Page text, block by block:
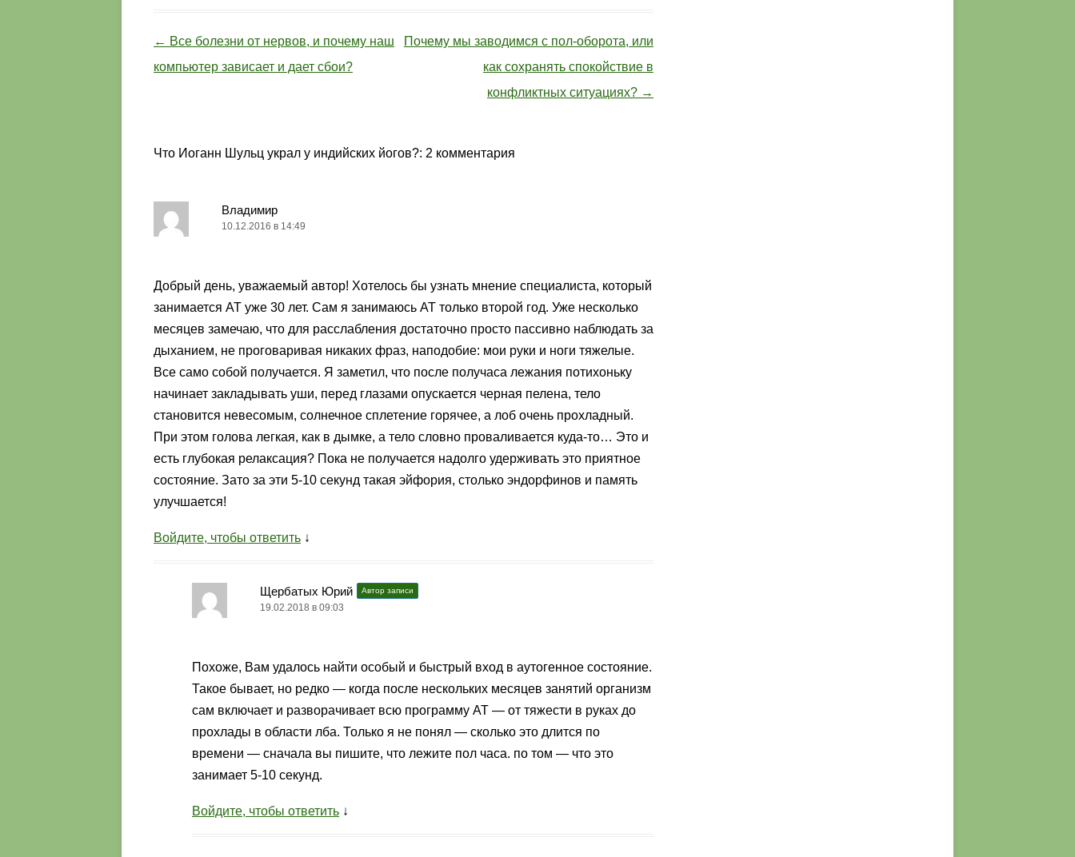
Навигация по записям
← Все болезни от нервов, и почему наш
компьютер зависает и дает сбои?
Почему мы заводимся с пол-оборота, или
как сохранять спокойствие в
конфликтных ситуациях? →
Что Иоганн Шульц украл у индийских йогов?: 2 комментария
Владимир
10.12.2016 в 14:49
Добрый день, уважаемый автор! Хотелось бы узнать мнение специалиста, который
занимается АТ уже 30 лет. Сам я занимаюсь АТ только второй год. Уже несколько
месяцев замечаю, что для расслабления достаточно просто пассивно наблюдать за
дыханием, не проговаривая никаких фраз, наподобие: мои руки и ноги тяжелые.
Все само собой получается. Я заметил, что после получаса лежания потихоньку
начинает закладывать уши, перед глазами опускается черная пелена, тело
становится невесомым, солнечное сплетение горячее, а лоб очень прохладный.
При этом голова легкая, как в дымке, а тело словно проваливается куда-то… Это и
есть глубокая релаксация? Пока не получается надолго удерживать это приятное
состояние. Зато за эти 5-10 секунд такая эйфория, столько эндорфинов и память
улучшается!
Войдите, чтобы ответить ↓
Щербатых Юрий Автор записи
19.02.2018 в 09:03
Похоже, Вам удалось найти особый и быстрый вход в аутогенное состояние.
Такое бывает, но редко — когда после нескольких месяцев занятий организм
сам включает и разворачивает всю программу АТ — от тяжести в руках до
прохлады в области лба. Только я не понял — сколько это длится по
времени — сначала вы пишите, что лежите пол часа. по том — что это
занимает 5-10 секунд.
Войдите, чтобы ответить ↓